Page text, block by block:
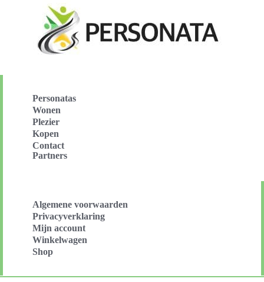
Personatas
Wonen
Plezier
Kopen
Contact
Partners
Algemene voorwaarden
Privacyverklaring
Mijn account
Winkelwagen
Shop